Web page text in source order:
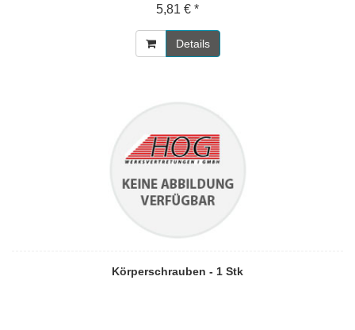
5,81 € *
Details
Körperschrauben - 1 Stk